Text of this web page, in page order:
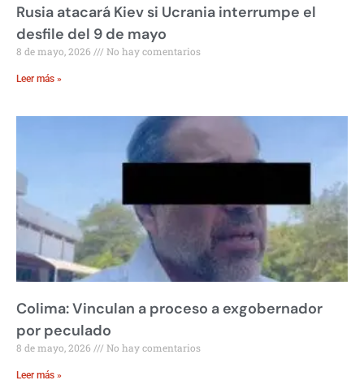
Rusia atacará Kiev si Ucrania interrumpe el
desfile del 9 de mayo
8 de mayo, 2026 No hay comentarios
Leer más »
Colima: Vinculan a proceso a exgobernador
por peculado
8 de mayo, 2026 No hay comentarios
Leer más »